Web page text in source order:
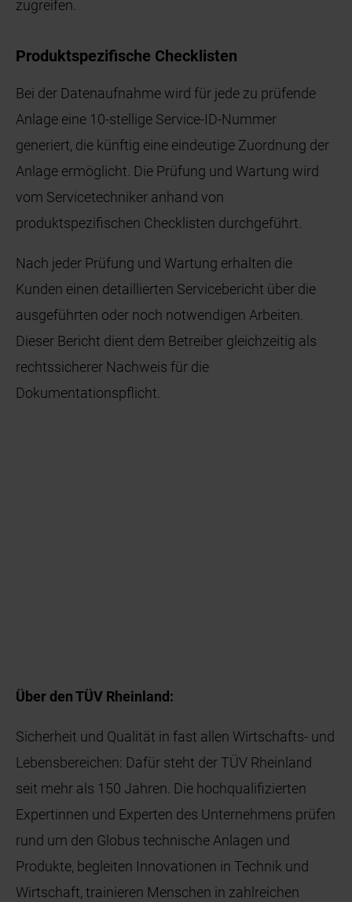
zugreifen.
Produktspezifische Checklisten
Bei der Datenaufnahme wird für jede zu prüfende
Anlage eine 10-stellige Service-ID-Nummer
generiert, die künftig eine eindeutige Zuordnung der
Anlage ermöglicht. Die Prüfung und Wartung wird
vom Servicetechniker anhand von
produktspezifischen Checklisten durchgeführt.
Nach jeder Prüfung und Wartung erhalten die
Kunden einen detaillierten Servicebericht über die
ausgeführten oder noch notwendigen Arbeiten.
Dieser Bericht dient dem Betreiber gleichzeitig als
rechtssicherer Nachweis für die
Dokumentationspflicht.
Über den TÜV Rheinland:
Sicherheit und Qualität in fast allen Wirtschafts- und
Lebensbereichen: Dafür steht der TÜV Rheinland
seit mehr als 150 Jahren. Die hochqualifizierten
Expertinnen und Experten des Unternehmens prüfen
rund um den Globus technische Anlagen und
Produkte, begleiten Innovationen in Technik und
Wirtschaft, trainieren Menschen in zahlreichen